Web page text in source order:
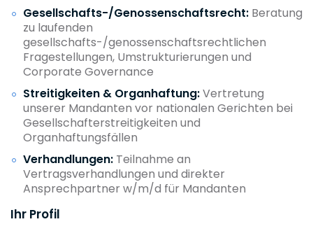
Gesellschafts-/Genossenschaftsrecht: Beratung
zu laufenden
gesellschafts-/genossenschaftsrechtlichen
Fragestellungen, Umstrukturierungen und
Corporate Governance
Streitigkeiten & Organhaftung:Vertretung
unserer Mandanten vor nationalen Gerichten bei
Gesellschafterstreitigkeiten und
Organhaftungsfällen
Verhandlungen: Teilnahme an
Vertragsverhandlungen und direkter
Ansprechpartner w/m/d für Mandanten
Ihr Profil